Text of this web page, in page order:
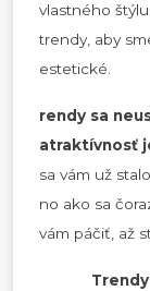
vlastného
trendy, aby
estetické.
rendy sa
atraktívnosť
sa vám už
no ako sa
vám páčiť, až